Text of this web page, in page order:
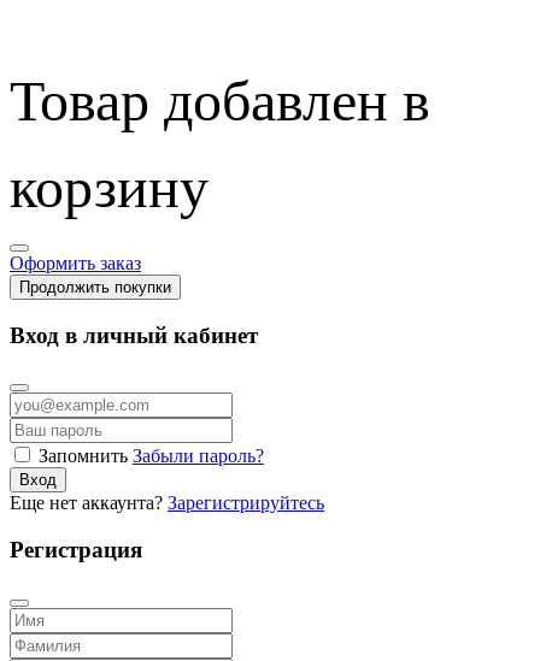
Товар добавлен в
корзину
Оформить заказ
Продолжить покупки
Вход в личный кабинет
Запомнить Забыли пароль?
Вход
Еще нет аккаунта? Зарегистрируйтесь
Регистрация